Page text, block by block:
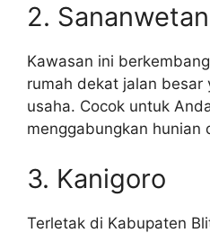
2. Sananwetan
Kawasan ini
rumah dekat jalan
usaha. Cocok untuk
menggabungkan hunian
3. Kanigoro
Terletak di Kabupaten